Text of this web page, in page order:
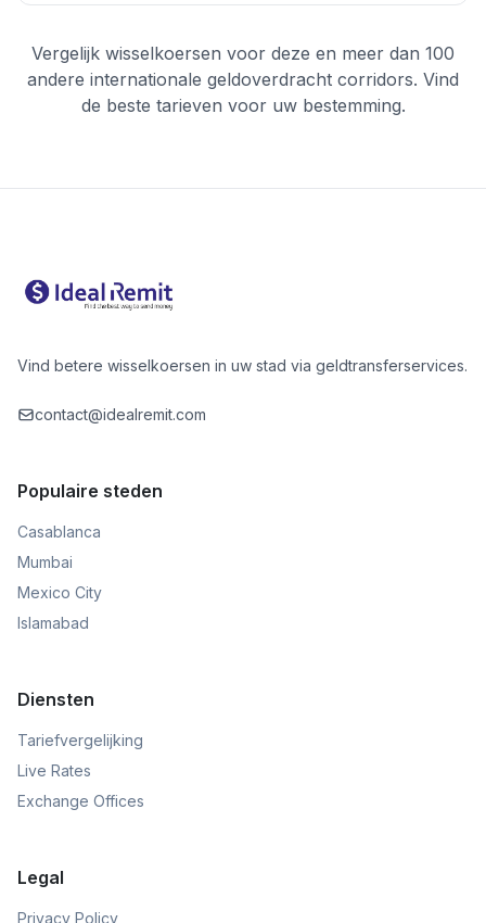
Vergelijk wisselkoersen voor deze en meer dan 100
andere internationale geldoverdracht corridors. Vind
de beste tarieven voor uw bestemming.
Vind betere wisselkoersen in uw stad via geldtransferservices.
contact@idealremit.com
Populaire steden
Casablanca
Mumbai
Mexico City
Islamabad
Diensten
Tariefvergelijking
Live Rates
Exchange Offices
Legal
Privacy Policy